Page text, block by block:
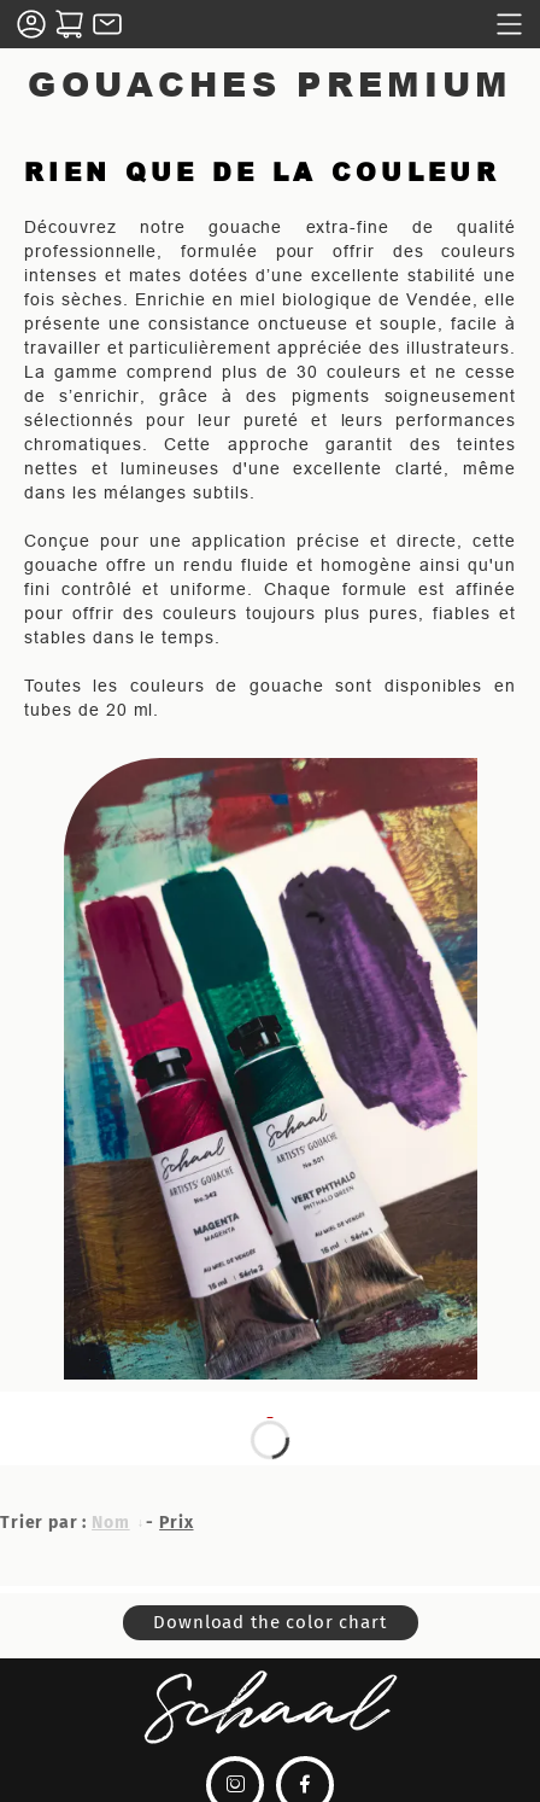
GOUACHES PREMIUM
RIEN QUE DE LA COULEUR
Découvrez notre gouache extra-fine de qualité
professionnelle, formulée pour offrir des couleurs
intenses et mates dotées d’une excellente stabilité une
fois sèches. Enrichie en miel biologique de Vendée, elle
présente une consistance onctueuse et souple, facile à
travailler et particulièrement appréciée des illustrateurs.
La gamme comprend plus de 30 couleurs et ne cesse
de s’enrichir, grâce à des pigments soigneusement
sélectionnés pour leur pureté et leurs performances
chromatiques. Cette approche garantit des teintes
nettes et lumineuses d'une excellente clarté, même
dans les mélanges subtils.
Conçue pour une application précise et directe, cette
gouache offre un rendu fluide et homogène ainsi qu'un
fini contrôlé et uniforme. Chaque formule est affinée
pour offrir des couleurs toujours plus pures, fiables et
stables dans le temps.
Toutes les couleurs de gouache sont disponibles en
tubes de 20 ml.
Trier par : Nom - Prix
Download the color chart
 